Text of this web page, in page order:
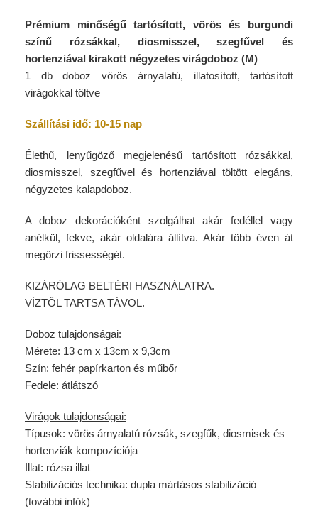
Prémium minőségű tartósított, vörös és burgundi
színű rózsákkal, diosmisszel, szegfűvel és
hortenziával kirakott négyzetes virágdoboz (M)
1 db doboz vörös árnyalatú, illatosított, tartósított
virágokkal töltve
Szállítási idő: 10-15 nap
Élethű, lenyűgöző megjelenésű tartósított rózsákkal,
diosmisszel, szegfűvel és hortenziával töltött elegáns,
négyzetes kalapdoboz.
A doboz dekorációként szolgálhat akár fedéllel vagy
anélkül, fekve, akár oldalára állítva. Akár több éven át
megőrzi frissességét.
KIZÁRÓLAG BELTÉRI HASZNÁLATRA.
VÍZTŐL TARTSA TÁVOL.
Doboz tulajdonságai:
Mérete: 13 cm x 13cm x 9,3cm
Szín: fehér papírkarton és műbőr
Fedele: átlátszó
Virágok tulajdonságai:
Típusok: vörös árnyalatú rózsák, szegfűk, diosmisek és
hortenziák kompozíciója
Illat: rózsa illat
Stabilizációs technika: dupla mártásos stabilizáció
(további infók)